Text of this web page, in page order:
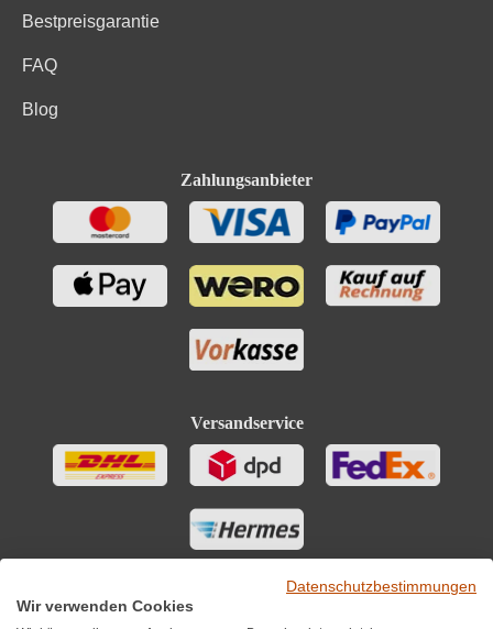
Bestpreisgarantie
FAQ
Blog
Zahlungsanbieter
Versandservice
Datenschutzbestimmungen
Wir verwenden Cookies